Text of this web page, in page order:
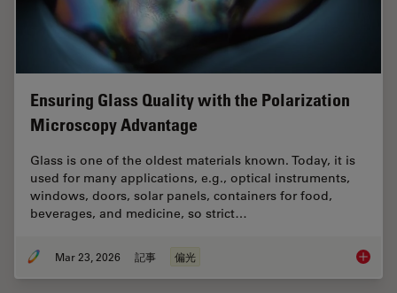
Ensuring Glass Quality with the Polarization
Microscopy Advantage
Glass is one of the oldest materials known. Today, it is
used for many applications, e.g., optical instruments,
windows, doors, solar panels, containers for food,
beverages, and medicine, so strict…
Mar 23, 2026 記事 偏光